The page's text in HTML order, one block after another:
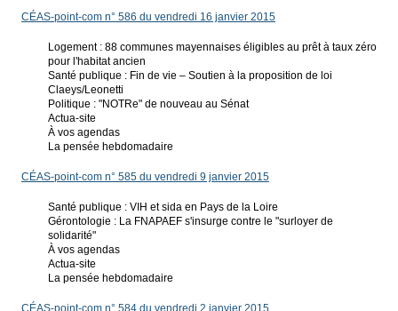
CÉAS-point-com n° 586 du vendredi 16 janvier 2015
Logement : 88 communes mayennaises éligibles au prêt à taux zéro
pour l'habitat ancien
Santé publique : Fin de vie – Soutien à la proposition de loi
Claeys/Leonetti
Politique : "NOTRe" de nouveau au Sénat
Actua-site
À vos agendas
La pensée hebdomadaire
CÉAS-point-com n° 585 du vendredi 9 janvier 2015
Santé publique : VIH et sida en Pays de la Loire
Gérontologie : La FNAPAEF s'insurge contre le "surloyer de
solidarité"
À vos agendas
Actua-site
La pensée hebdomadaire
CÉAS-point-com n° 584 du vendredi 2 janvier 2015